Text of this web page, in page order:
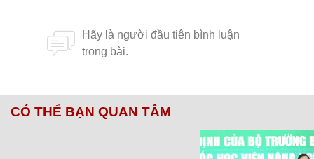
CÓ THỂ BẠN QUAN TÂM